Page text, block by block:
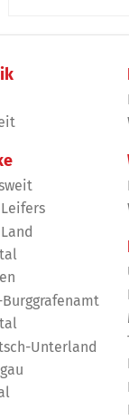
Burggrafenamt
Unterland